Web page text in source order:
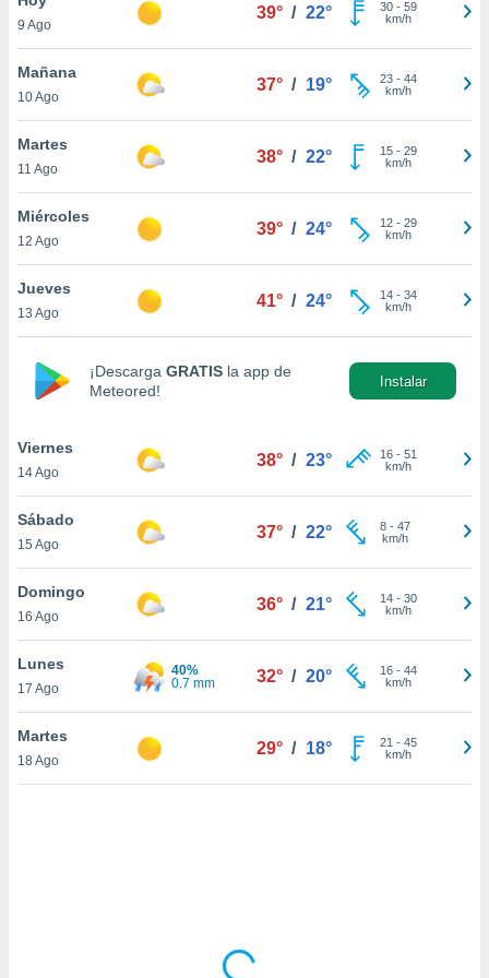
y
en
más
de
cookies
aceptar
de
sitio
de que
sean
para
ni para
9 Ago
39° / 22° 30- 59
km/h
Mañana
10 Ago
37° / 19° 23- 44
km/h
Martes
11 Ago
38° / 22° 15- 29
km/h
Miércoles
12 Ago
39° / 24° 12- 29
km/h
Jueves
13 Ago
41° / 24° 14- 34
km/h
¡Descarga GRATIS la app de
Meteored!
Instalar
Viernes
14 Ago
38° / 23° 16- 51
km/h
Sábado
15 Ago
37° / 22° 8- 47
km/h
Domingo
16 Ago
36° / 21° 14- 30
km/h
Lunes
17 Ago
40%
0.7 mm
32° / 20° 16- 44
km/h
Martes
18 Ago
29° / 18° 21 - 45
km/h